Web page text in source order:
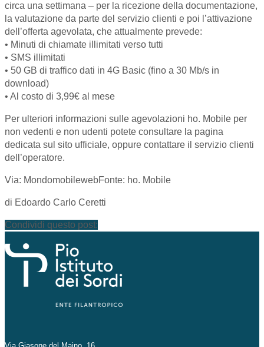
circa una settimana – per la ricezione della documentazione,
la valutazione da parte del servizio clienti e poi l’attivazione
dell’offerta agevolata, che attualmente prevede:
• Minuti di chiamate illimitati verso tutti
• SMS illimitati
• 50 GB di traffico dati in 4G Basic (fino a 30 Mb/s in
download)
• Al costo di 3,99€ al mese
Per ulteriori informazioni sulle agevolazioni ho. Mobile per
non vedenti e non udenti potete consultare la pagina
dedicata sul sito ufficiale, oppure contattare il servizio clienti
dell’operatore.
Via: MondomobilewebFonte: ho. Mobile
di Edoardo Carlo Ceretti
Condividi questo post: